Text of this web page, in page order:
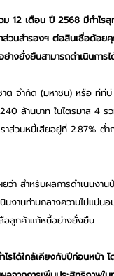
12 เดือน ปี 2568 มีกำไ
วนสำรองฯ ต่อสินเชื่อด้อย
งยั่งยืนสามารถดำเนินการไ
ต จำกัด (มหาชน) หรือ ทีที
ล้านบาท ในไตรมาส 4
นหนี้เสียอยู่ที่ 2.87% ต่ำก
ยว่า สำหรับผลการดำเนินงา
นินงานท่ามกลางความไม่แ
อลูกค้าแก้หนี้อย่างยั่งยืน
ไรได้ใกล้เคียงกับปีก่อนหน้า